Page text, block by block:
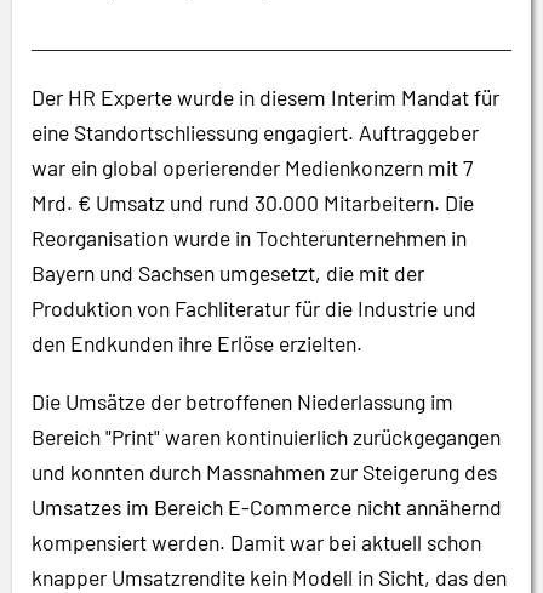
Der HR Experte wurde in diesem Interim Mandat für
eine Standortschliessung engagiert. Auftraggeber
war ein global operierender Medienkonzern mit 7
Mrd. € Umsatz und rund 30.000 Mitarbeitern. Die
Reorganisation wurde in Tochterunternehmen in
Bayern und Sachsen umgesetzt, die mit der
Produktion von Fachliteratur für die Industrie und
den Endkunden ihre Erlöse erzielten.
Die Umsätze der betroffenen Niederlassung im
Bereich "Print" waren kontinuierlich zurückgegangen
und konnten durch Massnahmen zur Steigerung des
Umsatzes im Bereich E-Commerce nicht annähernd
kompensiert werden. Damit war bei aktuell schon
knapper Umsatzrendite kein Modell in Sicht, das den